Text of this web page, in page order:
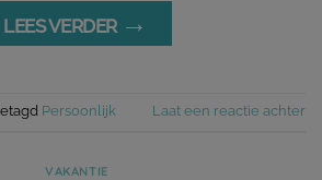
LEES VERDER →
Persoonlijk Laat een reactie achter
VAKANTIE